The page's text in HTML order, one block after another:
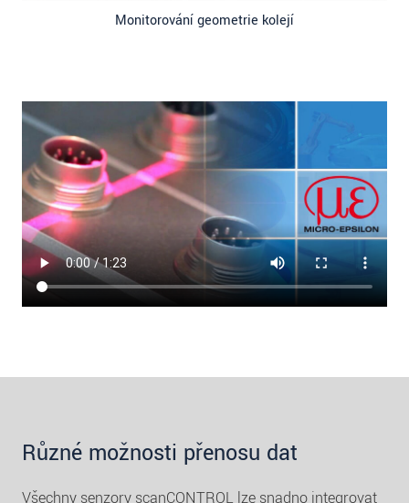
Monitorování geometrie kolejí
Různé možnosti přenosu dat
Všechny senzory scanCONTROL lze snadno integrovat